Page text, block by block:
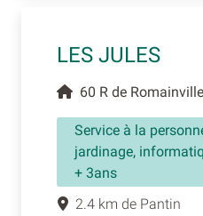
LES JULES
60 R de
Service à la
jardinage,
+ 3ans
2.4 km de Pantin